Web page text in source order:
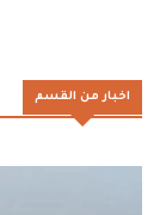
اخبار من القسم